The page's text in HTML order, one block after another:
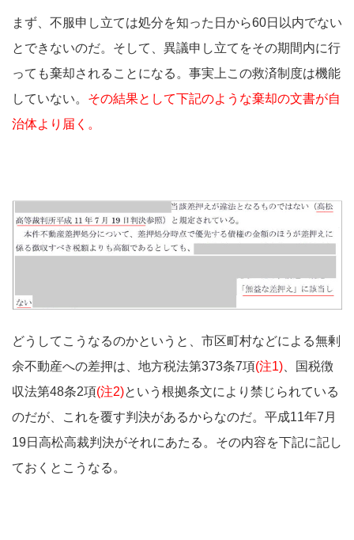
まず、不服申し立ては処分を知った日から60日以内でない
とできないのだ。そして、異議申し立てをその期間内に行
っても棄却されることになる。事実上この救済制度は機能
していない。 その結果として下記のような棄却の文書が自
治体より届く。
どうしてこうなるのかというと、市区町村などによる無剰
余不動産への差押は、地方税法第373条7項(注1) 、国税徴
収法第48条2項(注2)という根拠条文により禁じられている
のだが、これを覆す判決があるからなのだ。平成11年7月
19日高松高裁判決がそれにあたる。その内容を下記に記し
ておくとこうなる。